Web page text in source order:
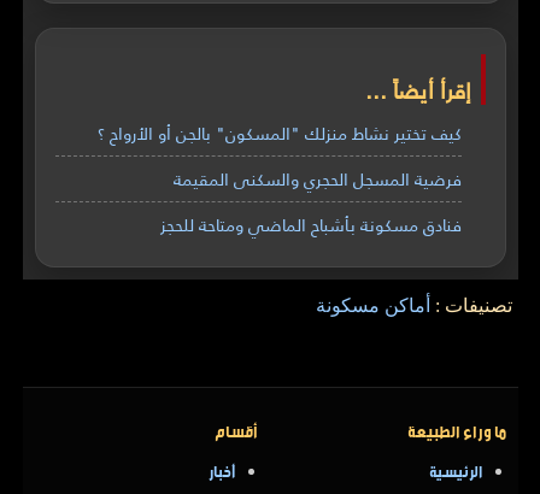
إقرأ أيضاً ...
كيف تختير نشاط منزلك "المسكون" بالجن أو الأرواح ؟
فرضية المسجل الحجري والسكنى المقيمة
فنادق مسكونة بأشباح الماضي ومتاحة للحجز
تصنيفات : أماكن مسكونة
ما وراء الطبيعة
الرئيسية
أقسام
أخبار